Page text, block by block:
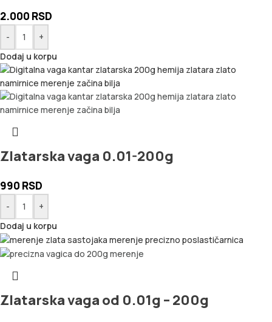
2.000 RSD
-
+
Dodaj u korpu
Zlatarska vaga 0.01-200g
990 RSD
-
+
Dodaj u korpu
Zlatarska vaga od 0.01g – 200g